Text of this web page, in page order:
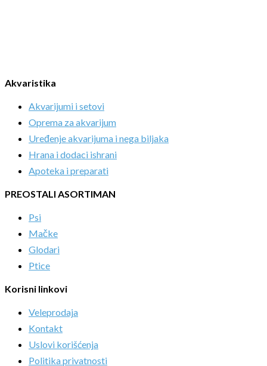
Akvaristika
Akvarijumi i setovi
Oprema za akvarijum
Uređenje akvarijuma i nega biljaka
Hrana i dodaci ishrani
Apoteka i preparati
PREOSTALI ASORTIMAN
Psi
Mačke
Glodari
Ptice
Korisni linkovi
Veleprodaja
Kontakt
Uslovi korišćenja
Politika privatnosti